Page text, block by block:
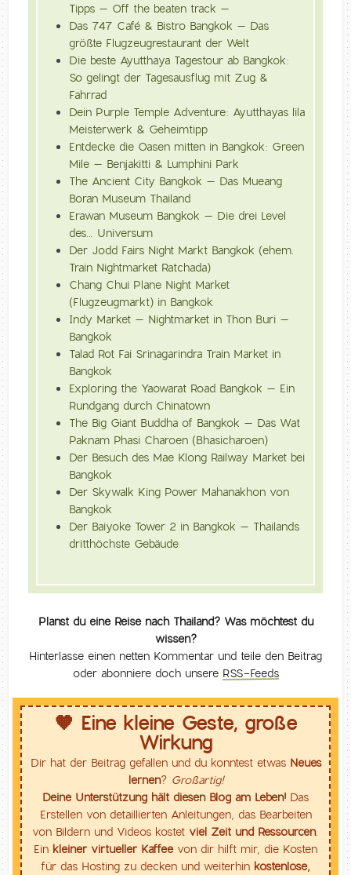
Tipps – Off the beaten track –
Das 747 Café & Bistro Bangkok – Das
größte Flugzeugrestaurant der Welt
Die beste Ayutthaya Tagestour ab Bangkok:
So gelingt der Tagesausflug mit Zug &
Fahrrad
Dein Purple Temple Adventure: Ayutthayas lila
Meisterwerk & Geheimtipp
Entdecke die Oasen mitten in Bangkok: Green
Mile – Benjakitti & Lumphini Park
The Ancient City Bangkok – Das Mueang
Boran Museum Thailand
Erawan Museum Bangkok – Die drei Level
des… Universum
Der Jodd Fairs Night Markt Bangkok (ehem.
Train Nightmarket Ratchada)
Chang Chui Plane Night Market
(Flugzeugmarkt) in Bangkok
Indy Market – Nightmarket in Thon Buri –
Bangkok
Talad Rot Fai Srinagarindra Train Market in
Bangkok
Exploring the Yaowarat Road Bangkok – Ein
Rundgang durch Chinatown
The Big Giant Buddha of Bangkok – Das Wat
Paknam Phasi Charoen (Bhasicharoen)
Der Besuch des Mae Klong Railway Market bei
Bangkok
Der Skywalk King Power Mahanakhon von
Bangkok
Der Baiyoke Tower 2 in Bangkok – Thailands
dritthöchste Gebäude
Planst du eine Reise nach Thailand? Was möchtest du
wissen?
Hinterlasse einen netten Kommentar und teile den Beitrag
oder abonniere doch unsere RSS-Feeds
🧡 Eine kleine Geste, große
Wirkung
Dir hat der Beitrag gefallen und du konntest etwas Neues
lernen? Großartig!
Deine Unterstützung hält diesen Blog am Leben! Das
Erstellen von detaillierten Anleitungen, das Bearbeiten
von Bildern und Videos kostet viel Zeit und Ressourcen.
Ein kleiner virtueller Kaffeevon dir hilft mir, die Kosten
für das Hosting zu decken und weiterhin kostenlose,